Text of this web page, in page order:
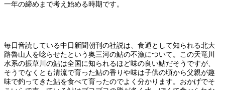
一年の締めまで考え始める時期です。
毎日音読している中日新聞朝刊の社説は、食通として知られる北大
路魯山人を唸らせたという奥三河の鮎の不漁について。この天竜川
水系の振草川の鮎は全国に知られるほど味の良い鮎だそうですが、
そうでなくとも清流で育った鮎の香りや味は子供の頃から父親が趣
味で釣ってきた鮎を食べて育ったのでよく分かります。おかげでそ